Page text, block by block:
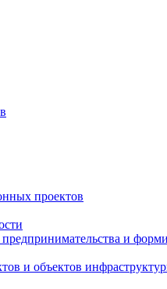
проектов
и
и объектов